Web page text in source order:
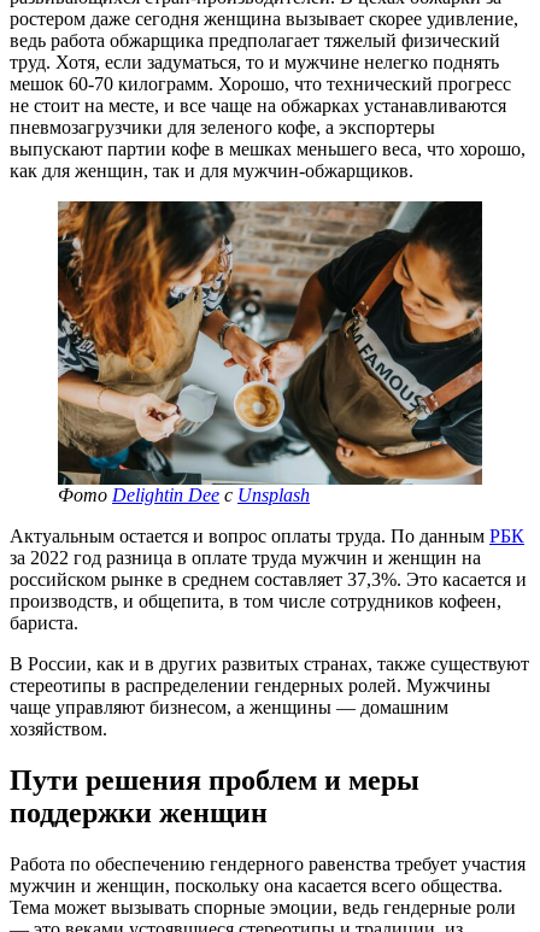
ростером даже сегодня женщина вызывает скорее удивление,
ведь работа обжарщика предполагает тяжелый физический
труд. Хотя, если задуматься, то и мужчине нелегко поднять
мешок 60-70 килограмм. Хорошо, что технический прогресс
не стоит на месте, и все чаще на обжарках устанавливаются
пневмозагрузчики для зеленого кофе, а экспортеры
выпускают партии кофе в мешках меньшего веса, что хорошо,
как для женщин, так и для мужчин-обжарщиков.
Фото Delightin Dee с Unsplash
Актуальным остается и вопрос оплаты труда. По данным РБК
за 2022 год разница в оплате труда мужчин и женщин на
российском рынке в среднем составляет 37,3%. Это касается и
производств, и общепита, в том числе сотрудников кофеен,
бариста.
В России, как и в других развитых странах, также существуют
стереотипы в распределении гендерных ролей. Мужчины
чаще управляют бизнесом, а женщины — домашним
хозяйством.
Пути решения проблем и меры
поддержки женщин
Работа по обеспечению гендерного равенства требует участия
мужчин и женщин, поскольку она касается всего общества.
Тема может вызывать спорные эмоции, ведь гендерные роли